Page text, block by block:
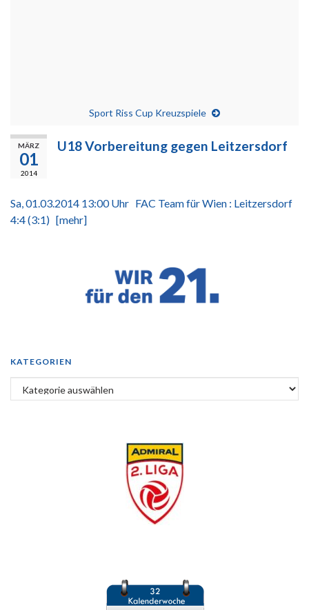
Sport Riss Cup Kreuzspiele
MÄRZ
01
2014
U18 Vorbereitung gegen Leitzersdorf
Sa, 01.03.2014 13:00 Uhr FAC Team für Wien : Leitzersdorf
4:4 (3:1) [mehr]
KATEGORIEN
Kategorien